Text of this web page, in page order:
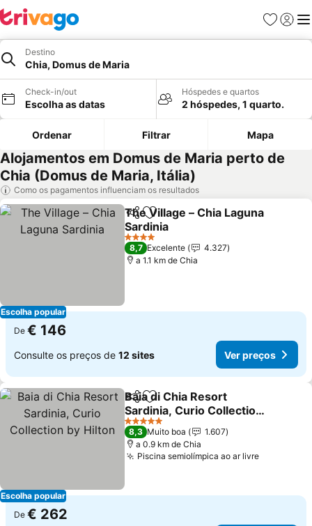
Favoritos
Iniciar
Destino
Chia, Domus de Maria
Check-in/out
Escolha as datas
Hóspedes e quartos
2 hóspedes, 1 quarto.
Ordenar Filtrar Mapa
Alojamentos em Domus de Maria perto de
Chia (Domus de Maria, Itália)
Como os pagamentos influenciam os resultados
Escolha popular
PartilharAdicionar aos favoritos
The Village – Chia Laguna
Sardinia
4 Estrelas
8,7 Excelente
4.327
a 1.1 km de Chia
De € 146
Consulte os preços de 12 sites Ver preços
Escolha popular
PartilharAdicionar aos favoritos
Baia di Chia Resort
Sardinia, Curio Collection
by Hilton
5 Estrelas
8,3 Muito boa
1.607
a 0.9 km de Chia
Piscina semiolímpica ao ar livre
De € 262